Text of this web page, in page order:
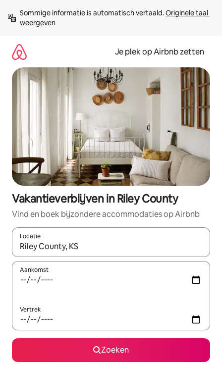
direct
naar
Sommige informatie is automatisch vertaald. Originele taal
weergeven
Je plek op Airbnb zetten
Vakantieverblijven in Riley County
Vind en boek bijzondere accommodaties op Airbnb
Locatie
Wanneer er resultaten beschikbaar zijn, maak je een keuze
Aankomst
Vertrek
Zoeken